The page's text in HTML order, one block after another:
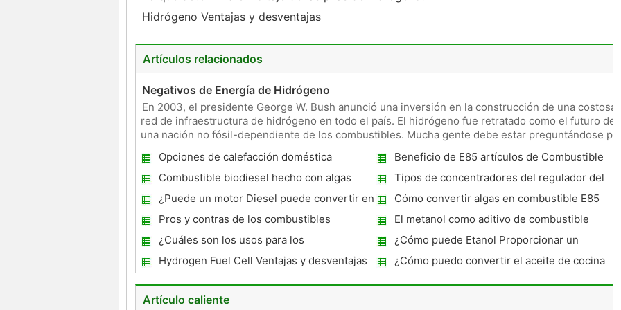
Hidrógeno Ventajas y desventajas
Artículos relacionados
Negativos de Energía de Hidrógeno
En 2003, el presidente George W. Bush anunció una inversión en la construcción de una costosa
red de infraestructura de hidrógeno en todo el país. El hidrógeno fue retratado como el futuro de
una nación no fósil-dependiente de los combustibles. Mucha gente debe estar preguntándose
Opciones de calefacción doméstica
Beneficio de E85 artículos de Combustible
Alternativo
Combustible biodiesel hecho con algas
Tipos de concentradores del regulador del
motor
¿Puede un motor Diesel puede convertir en
un motor de gas natural?
Cómo convertir algas en combustible E85
Pros y contras de los combustibles
alternativos para automóviles
El metanol como aditivo de combustible
¿Cuáles son los usos para los
biocombustibles?
¿Cómo puede Etanol Proporcionar un
combustible fósil alternativa?
Hydrogen Fuel Cell Ventajas y desventajas
¿Cómo puedo convertir el aceite de cocina
en el motor de combustible
Artículo caliente